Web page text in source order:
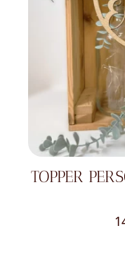
TOPPER